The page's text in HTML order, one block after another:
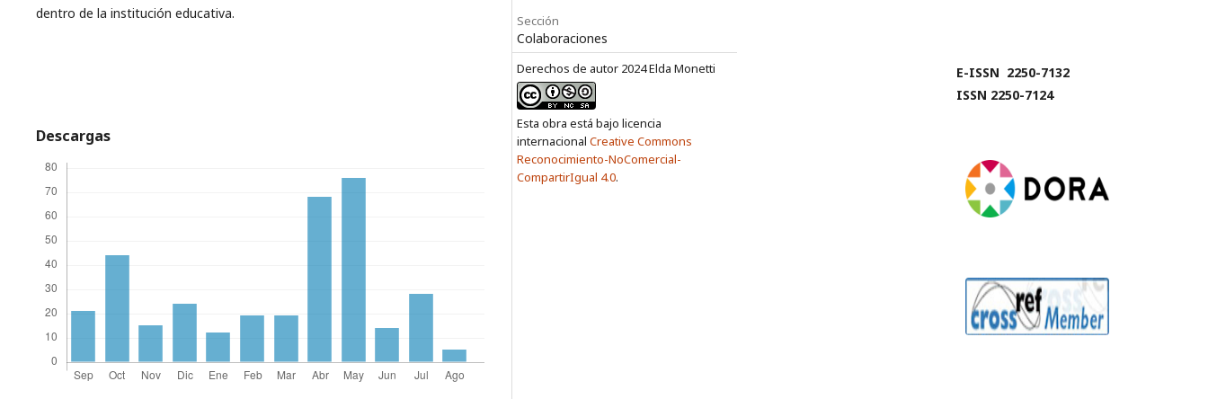
dentro de la institución educativa.
Descargas
Sección
Colaboraciones
Derechos de autor 2024 Elda Monetti
Esta obra está bajo licencia
internacional Creative Commons
Reconocimiento-NoComercial-
CompartirIgual 4.0.
E-ISSN 2250-7132
ISSN 2250-7124